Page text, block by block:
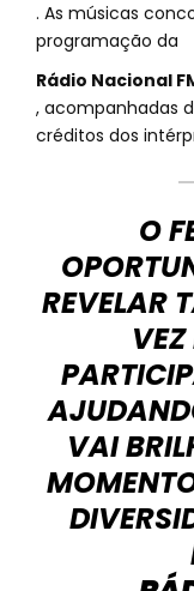
. As músicas
programação da
Rádio Nacional
, acompanhadas
créditos dos
O
REVELAR
VAI